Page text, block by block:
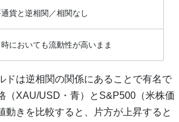
貨と逆相関／相関なし
においても流動性が高いまま
ドは逆相関の関係にあることで有名で
（XAU/USD・青）とS&P500（米株価
動きを比較すると、片方が上昇すると